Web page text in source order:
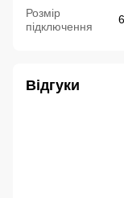
Розмір
підключення
Відгуки